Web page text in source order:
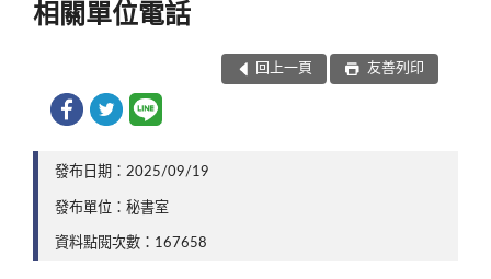
相關單位電話
回上一頁 友善列印
發布日期：2025/09/19
發布單位：秘書室
資料點閱次數：167658